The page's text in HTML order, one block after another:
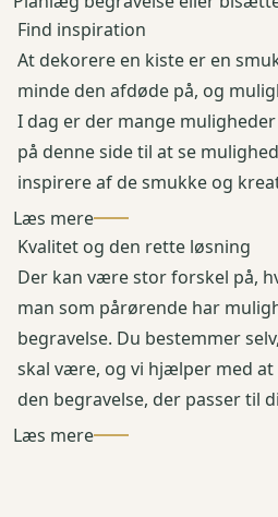
Find inspiration
At dekorere en kiste er en
minde den afdøde på, og
I dag er der mange
på denne side til at se
inspirere af de smukke og
Læs mere
Kvalitet og den rette løsning
Der kan være stor forskel på,
man som pårørende har
begravelse. Du bestemmer
skal være, og vi hjælper med
den begravelse, der passer til
Læs mere